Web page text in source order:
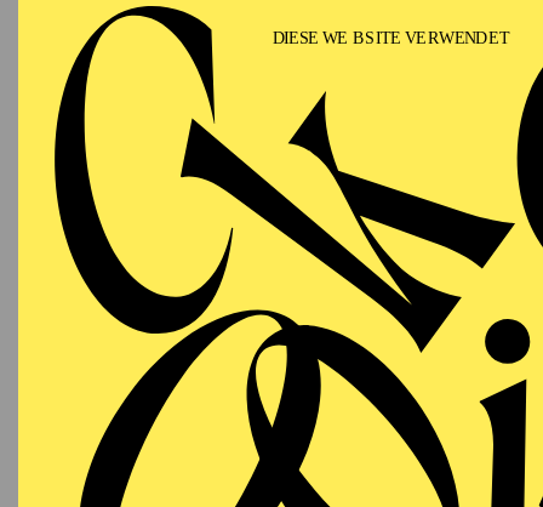
Metropolitan Opera in
di Bologna mit dem
er an den
Genf, Göteborg,
Opera), Liège,
Saint-Étienne, Sofia,
wurde er zum
2010 erhielt Guy
erstmals in Asien an
Neben seiner
unterrichtete an den
Barcelona. In Gent
gibt zudem
a. in Antwerpen,
Am Aalto-Theater
rusticana & I